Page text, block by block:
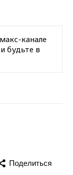
канале
будьте в
Поделиться